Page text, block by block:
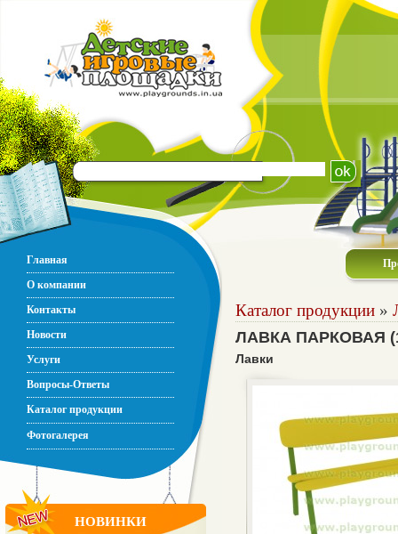
Главная
О компании
Контакты
Новости
Услуги
Вопросы-Ответы
Каталог продукции
Фотогалерея
НОВИНКИ
Каталог продукции »
ЛАВКА ПАРКОВАЯ
Лавки